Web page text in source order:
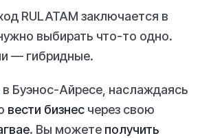
RULATAM заключается в
выбирать что-то одно.
— гибридные.
в Буэнос-Айресе, наслаждаясь
вести бизнес через свою
. Вы можете получить